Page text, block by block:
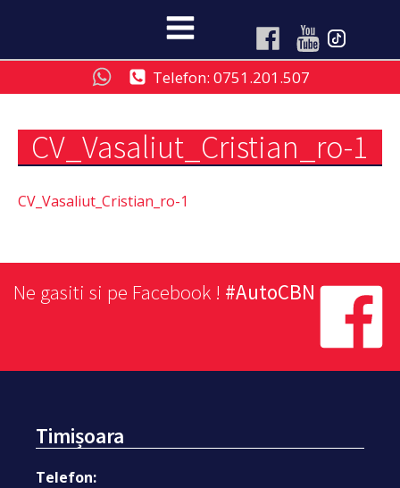
Telefon: 0751.201.507
CV_Vasaliut_Cristian_ro-1
CV_Vasaliut_Cristian_ro-1
Ne gasiti si pe Facebook ! #AutoCBN
Timișoara
Telefon: